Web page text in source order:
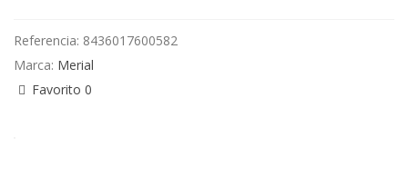
Referencia: 8436017600582
Marca: Merial
Favorito 0